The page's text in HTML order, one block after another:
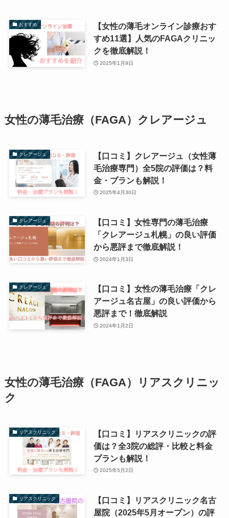
おすすめ
【女性の薄毛オンライン診療おす
すめ11選】人気のFAGAクリニッ
クを徹底解説！
2025年1月9日
女性の薄毛治療（FAGA）クレアージュ
クレアージュ
【口コミ】クレアージュ（女性薄
毛治療専門）全5院の評価は？料
金・プランも解説！
2025年4月30日
クレアージュ
【口コミ】女性専門の薄毛治療
「クレアージュ札幌」の良い評価
から悪評まで徹底解説！
2024年1月3日
クレアージュ
【口コミ】女性の薄毛治療「クレ
アージュ名古屋」の良い評価から
悪評まで！徹底解説
2024年1月2日
女性の薄毛治療（FAGA）リアスクリニッ
ク
リアスクリニック
【口コミ】リアスクリニックの評
価は？全3院の総評・比較と料金
プランも解説！
2025年5月2日
リアスクリニック
【口コミ】リアスクリニック名古
屋院（2025年5月オープン）の評